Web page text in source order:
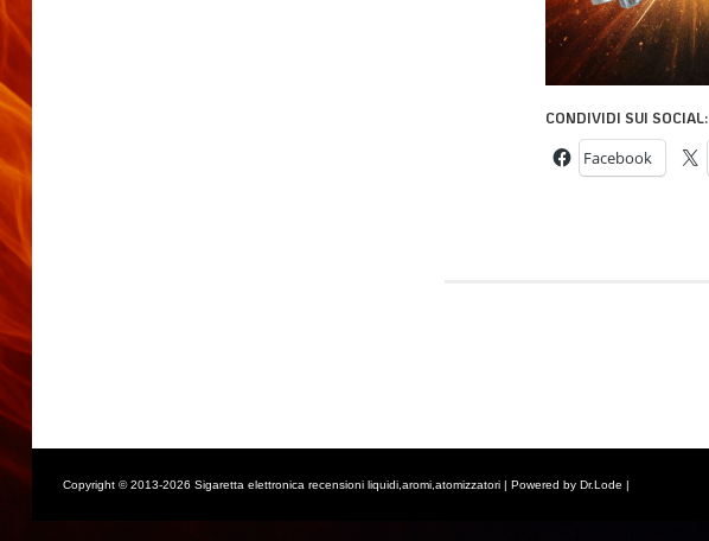
CONDIVIDI SUI SOCIAL:
Facebook
Copyright © 2013-2026 Sigaretta elettronica recensioni liquidi,aromi,atomizzatori | Powered by Dr.Lode |